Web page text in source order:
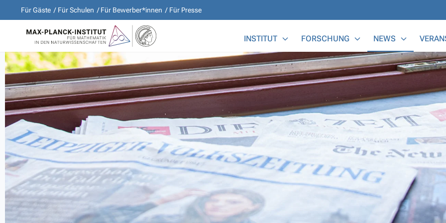
Für Gäste Für Schulen Für Bewerber*innen Für Presse
INSTITUT FORSCHUNG NEWS